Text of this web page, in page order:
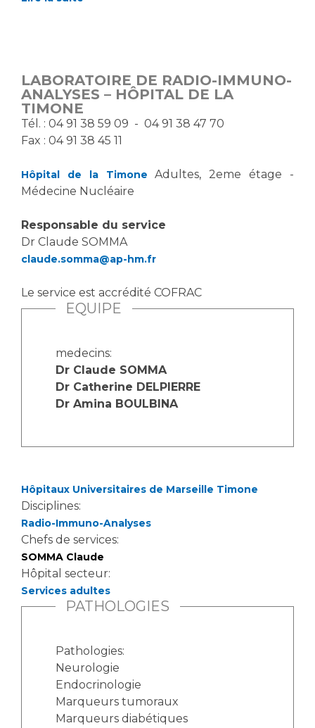
LABORATOIRE DE RADIO-IMMUNO-
ANALYSES – HÔPITAL DE LA
TIMONE
Tél. : 04 91 38 59 09 - 04 91 38 47 70
Fax : 04 91 38 45 11
Hôpital de la Timone Adultes, 2eme étage -
Médecine Nucléaire
Responsable du service
Dr Claude SOMMA
claude.somma@ap-hm.fr
Le service est accrédité COFRAC
EQUIPE
medecins:
Dr Claude SOMMA
Dr Catherine DELPIERRE
Dr Amina BOULBINA
Hôpitaux Universitaires de Marseille Timone
Disciplines:
Radio-Immuno-Analyses
Chefs de services:
SOMMA Claude
Hôpital secteur:
Services adultes
PATHOLOGIES
Pathologies:
Neurologie
Endocrinologie
Marqueurs tumoraux
Marqueurs diabétiques